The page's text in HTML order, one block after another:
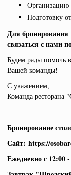
Организацию
Подготовку
Для бронирования
связаться с нами
Будем рады помочь
Вашей команды!
С уважением,
Команда ресторана
Бронирование
Сайт: https://
Ежедневно с 12:00